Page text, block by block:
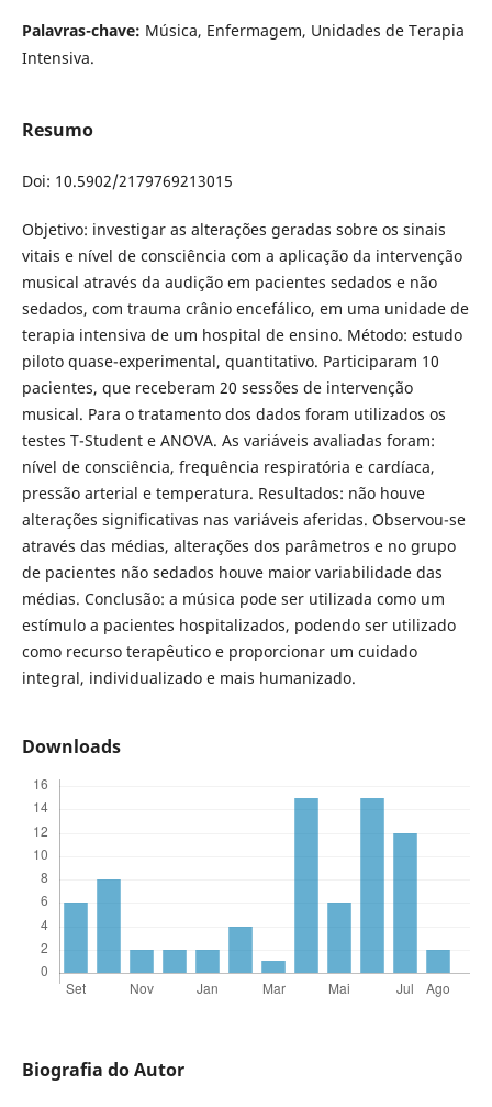
Palavras-chave: Música, Enfermagem, Unidades de Terapia
Intensiva.
Resumo
Doi: 10.5902/2179769213015
Objetivo: investigar as alterações geradas sobre os sinais
vitais e nível de consciência com a aplicação da intervenção
musical através da audição em pacientes sedados e não
sedados, com trauma crânio encefálico, em uma unidade de
terapia intensiva de um hospital de ensino. Método: estudo
piloto quase-experimental, quantitativo. Participaram 10
pacientes, que receberam 20 sessões de intervenção
musical. Para o tratamento dos dados foram utilizados os
testes T-Student e ANOVA. As variáveis avaliadas foram:
nível de consciência, frequência respiratória e cardíaca,
pressão arterial e temperatura. Resultados: não houve
alterações significativas nas variáveis aferidas. Observou-se
através das médias, alterações dos parâmetros e no grupo
de pacientes não sedados houve maior variabilidade das
médias. Conclusão: a música pode ser utilizada como um
estímulo a pacientes hospitalizados, podendo ser utilizado
como recurso terapêutico e proporcionar um cuidado
integral, individualizado e mais humanizado.
Downloads
Biografia do Autor